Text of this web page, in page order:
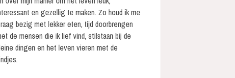
en gezellig te maken. Zo houd ik me
bezig met lekker eten, tijd doorbrengen
de mensen die ik lief vind, stilstaan bij de
dingen en het leven vieren met de